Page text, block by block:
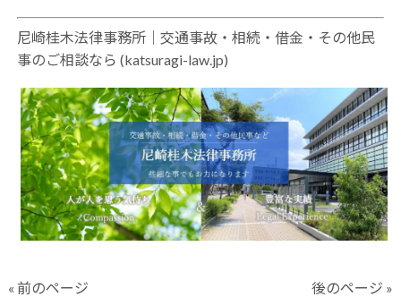
尼崎桂木法律事務所｜交通事故・相続・借金・その他民
事のご相談なら (katsuragi-law.jp)
« 前のページ 後のページ »